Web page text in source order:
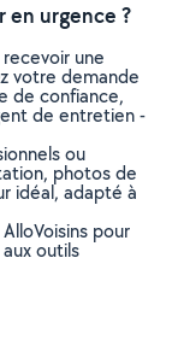
en urgence ?
une
votre demande
de confiance,
de entretien -
ou
photos de
idéal, adapté à
pour
outils